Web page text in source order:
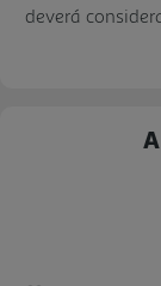
deverá